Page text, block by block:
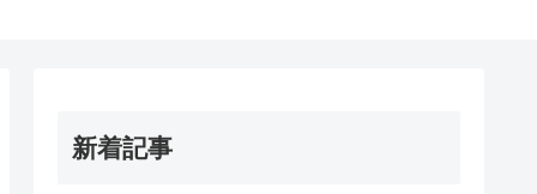
新着記事